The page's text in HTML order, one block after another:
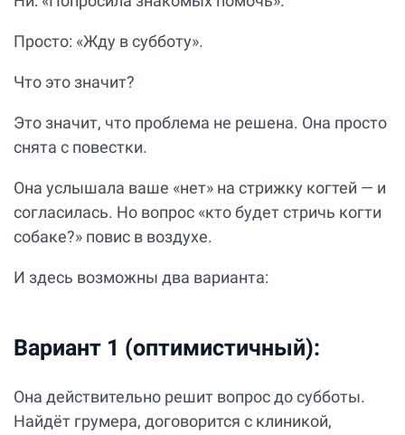
Просто: «Жду в субботу».
Что это значит?
Это значит, что проблема не решена. Она просто
снята с повестки.
Она услышала ваше «нет» на стрижку когтей — и
согласилась. Но вопрос «кто будет стричь когти
собаке?» повис в воздухе.
И здесь возможны два варианта:
Вариант 1 (оптимистичный):
Она действительно решит вопрос до субботы.
Найдёт грумера, договорится с клиникой,